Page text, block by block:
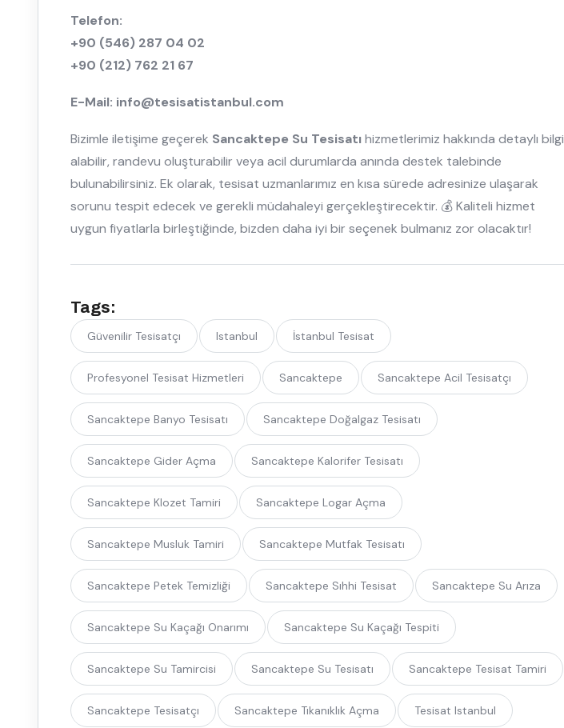
Telefon:
+90 (546) 287 04 02
+90 (212) 762 21 67
E-Mail: info@tesisatistanbul.com
Bizimle iletişime geçerek Sancaktepe Su Tesisatıhizmetlerimiz hakkında detaylı bilgi
alabilir, randevu oluşturabilir veya acil durumlarda anında destek talebinde
bulunabilirsiniz. Ek olarak, tesisat uzmanlarımız en kısa sürede adresinize ulaşarak
sorunu tespit edecek ve gerekli müdahaleyi gerçekleştirecektir. 💰 Kaliteli hizmet
uygun fiyatlarla birleştiğinde, bizden daha iyi bir seçenek bulmanız zor olacaktır!
Tags:
Güvenilir Tesisatçı Istanbul İstanbul Tesisat
Profesyonel Tesisat Hizmetleri Sancaktepe Sancaktepe Acil Tesisatçı
Sancaktepe Banyo Tesisatı Sancaktepe Doğalgaz Tesisatı
Sancaktepe Gider Açma Sancaktepe Kalorifer Tesisatı
Sancaktepe Klozet Tamiri Sancaktepe Logar Açma
Sancaktepe Musluk Tamiri Sancaktepe Mutfak Tesisatı
Sancaktepe Petek Temizliği Sancaktepe Sıhhi Tesisat Sancaktepe Su Arıza
Sancaktepe Su Kaçağı Onarımı Sancaktepe Su Kaçağı Tespiti
Sancaktepe Su Tamircisi Sancaktepe Su Tesisatı Sancaktepe Tesisat Tamiri
Sancaktepe Tesisatçı Sancaktepe Tıkanıklık Açma Tesisat Istanbul